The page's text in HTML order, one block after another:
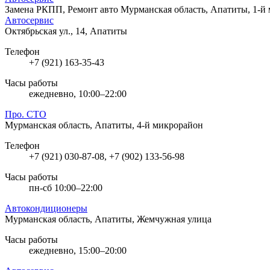
Замена РКПП, Ремонт авто Мурманская область, Апатиты, 1-й
Автосервис
Октябрьская ул., 14, Апатиты
Телефон
+7 (921) 163-35-43
Часы работы
ежедневно, 10:00–22:00
Про. СТО
Мурманская область, Апатиты, 4-й микрорайон
Телефон
+7 (921) 030-87-08, +7 (902) 133-56-98
Часы работы
пн-сб 10:00–22:00
Автокондиционеры
Мурманская область, Апатиты, Жемчужная улица
Часы работы
ежедневно, 15:00–20:00